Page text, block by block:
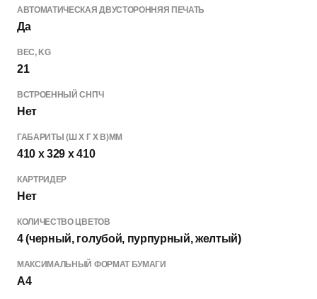
АВТОМАТИЧЕСКАЯ ДВУСТОРОННЯЯ ПЕЧАТЬ
Да
ВЕC, KG
21
ВСТРОЕННЫЙ СНПЧ
Нет
ГАБАРИТЫ (Ш X Г X В)MM
410 x 329 x 410
КАРТРИДЕР
Нет
КОЛИЧЕСТВО ЦВЕТОВ
4 (черный, голубой, пурпурный, желтый)
МАКСИМАЛЬНЫЙ ФОРМАТ БУМАГИ
A4